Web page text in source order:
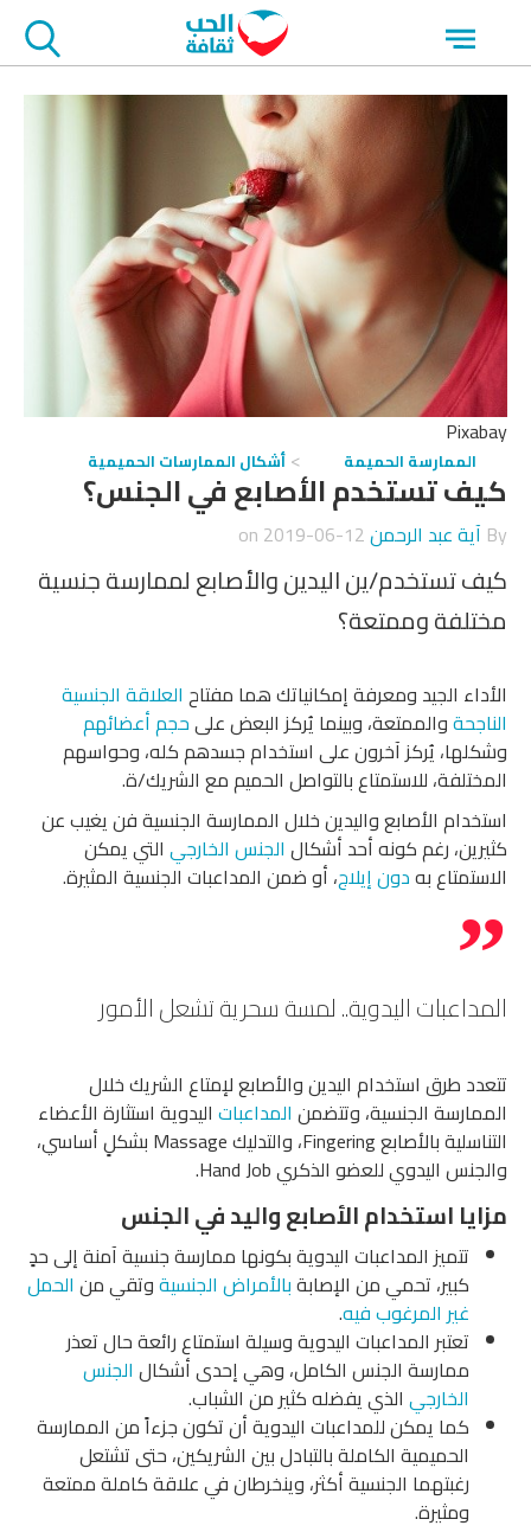
Open
menu
Pixabay
الممارسة الحميمة أشكال الممارسات الحميمية
كيف تستخدم الأصابع في الجنس؟
By آية عبد الرحمن2019-06-12
كيف تستخدم/ين اليدين والأصابع لممارسة جنسية
مختلفة وممتعة؟
الأداء الجيد ومعرفة إمكانياتك هما مفتاح العلاقة الجنسية
الناجحةوالممتعة، وبينما يُركز البعض علىحجم أعضائهم
وشكلها، يُركز آخرون على استخدام جسدهم كله، وحواسهم
المختلفة، للاستمتاع بالتواصل الحميم مع الشريك/ة.
استخدام الأصابع واليدين خلال الممارسة الجنسية فن يغيب عن
كثيرين، رغم كونه أحد أشكال الجنس الخارجي التي يمكن
الاستمتاع بهدون إيلاج، أو ضمن المداعبات الجنسية المثيرة.
المداعبات اليدوية.. لمسة سحرية تشعل الأمور
تتعدد طرق استخدام اليدين والأصابع لإمتاع الشريك خلال
الممارسة الجنسية، وتتضمن المداعبات اليدوية استثارة الأعضاء
التناسلية بالأصابع Fingering، والتدليك Massage بشكلٍ أساسي،
والجنس اليدوي للعضو الذكري Hand Job.
مزايا استخدام الأصابع واليد في الجنس
تتميز المداعبات اليدوية بكونها ممارسة جنسية آمنة إلى حدٍ
كبير، تحمي من الإصابةبالأمراض الجنسيةوتقي من الحمل
غير المرغوب فيه.
تعتبر المداعبات اليدوية وسيلة استمتاع رائعة حال تعذر
ممارسة الجنس الكامل، وهي إحدى أشكال الجنس
الخارجي الذي يفضله كثير من الشباب.
كما يمكن للمداعبات اليدوية أن تكون جزءاً من الممارسة
الحميمية الكاملة بالتبادل بين الشريكين، حتى تشتعل
رغبتهما الجنسية أكثر، وينخرطان في علاقة كاملة ممتعة
ومثيرة.